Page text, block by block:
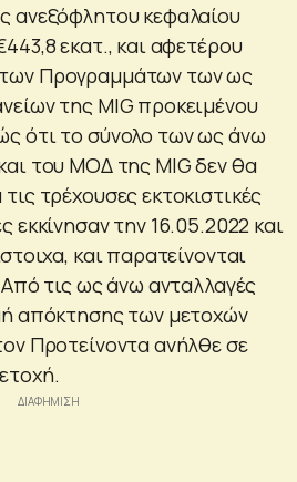
ανεξόφλητου κεφαλαίου
εκατ., και αφετέρου
Προγραμμάτων των ως
της MIG προκειμένου
ότι το σύνολο των ως άνω
του ΜΟΔ της MIG δεν θα
τρέχουσες εκτοκιστικές
εκκίνησαν την 16.05.2022 και
και παρατείνονται
τις ως άνω ανταλλαγές
απόκτησης των μετοχών
Προτείνοντα ανήλθε σε